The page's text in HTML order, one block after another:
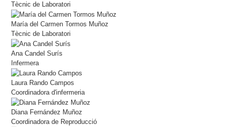
Tècnic de Laboratori
María del Carmen Tormos Muñoz
Tècnic de Laboratori
Ana Candel Surís
Infermera
Laura Rando Campos
Coordinadora d'infermeria
Diana Fernández Muñoz
Coordinadora de Reproducció